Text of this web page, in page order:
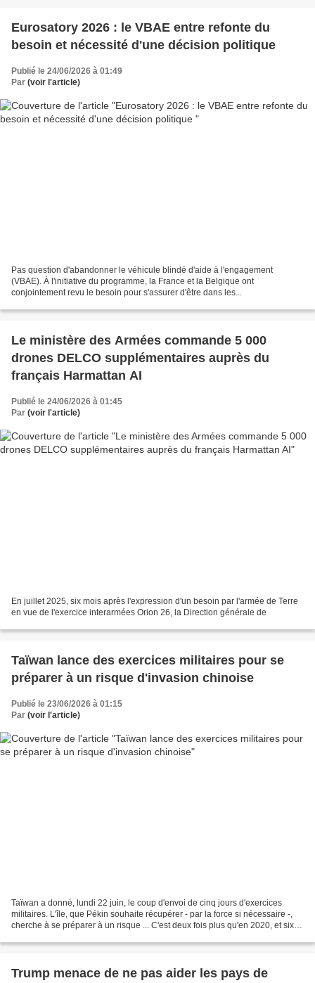
Eurosatory 2026 : le VBAE entre refonte du
besoin et nécessité d'une décision politique
Publié le 24/06/2026 à 01:49
Par (voir l'article)
Pas question d'abandonner le véhicule blindé d'aide à l'engagement
(VBAE). À l'initiative du programme, la France et la Belgique ont
conjointement revu le besoin pour s'assurer d'être dans les...
Le ministère des Armées commande 5 000
drones DELCO supplémentaires auprès du
français Harmattan AI
Publié le 24/06/2026 à 01:45
Par (voir l'article)
En juillet 2025, six mois après l'expression d'un besoin par l'armée de Terre
en vue de l'exercice interarmées Orion 26, la Direction générale de
Taïwan lance des exercices militaires pour se
préparer à un risque d'invasion chinoise
Publié le 23/06/2026 à 01:15
Par (voir l'article)
Taïwan a donné, lundi 22 juin, le coup d'envoi de cinq jours d'exercices
militaires. L'île, que Pékin souhaite récupérer - par la force si nécessaire -,
cherche à se préparer à un risque ... C'est deux fois plus qu'en 2020, et six
Trump menace de ne pas aider les pays de